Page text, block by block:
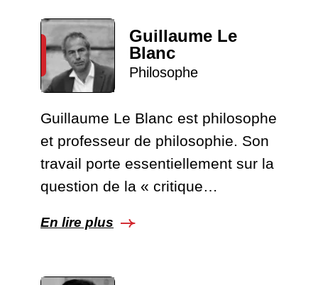
Guillaume Le
Blanc
Philosophe
Guillaume Le Blanc est philosophe
et professeur de philosophie. Son
travail porte essentiellement sur la
question de la « critique…
En lire plus